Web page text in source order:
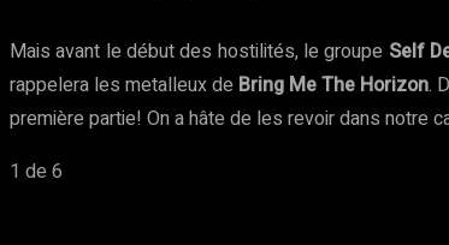
Mais avant le début des hostilités, le groupe Self
rappelera les metalleux de Bring Me The Horizon.
première partie! On a hâte de les revoir dans notre
1 de 6